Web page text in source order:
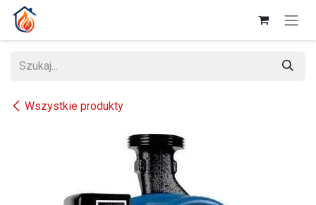
Przejdź do zawartości
Wszystkie produkty